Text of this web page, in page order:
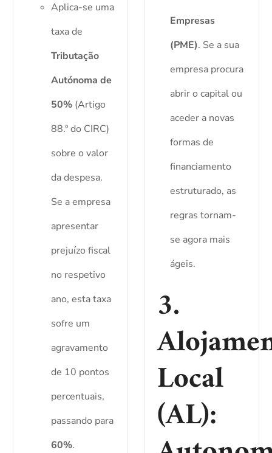
Aplica-se uma
taxa de
Tributação
Autónoma de
50%(Artigo
88.º do CIRC)
sobre o valor
da despesa.
Se a empresa
apresentar
prejuízo fiscal
no respetivo
ano, esta taxa
sofre um
agravamento
de 10 pontos
percentuais,
passando para
60%.
Empresas
(PME). Se a sua
empresa procura
abrir o capital ou
aceder a novas
formas de
financiamento
estruturado, as
regras tornam-
se agora mais
ágeis.
3.
Local
(AL):